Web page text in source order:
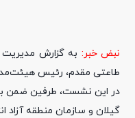
نبض خبر: به گزارش مدیریت
طاعتی مقدم، رئیس
در این نشست، طرفین ضمن
گیلان و سازمان منطقه آزاد